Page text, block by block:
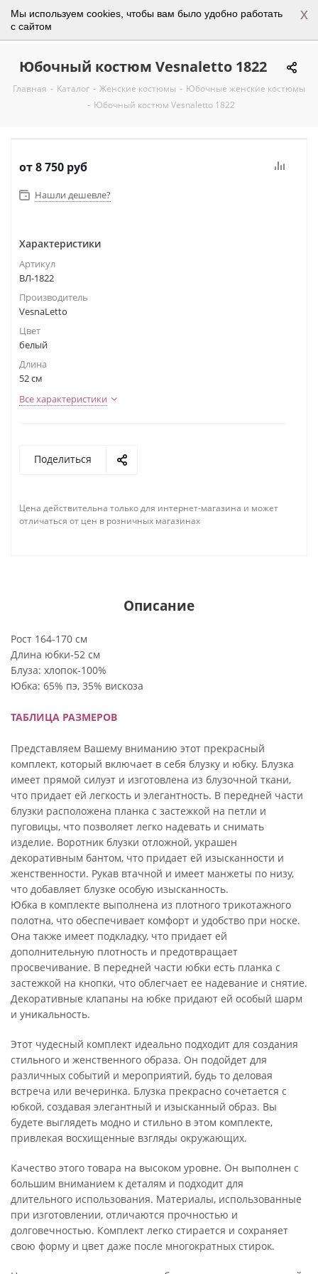
Мы используем cookies, чтобы вам было удобно работать
с сайтом
x
0
Юбочный костюм Vesnaletto 1822
Главная - Каталог - Женские костюмы - Юбочные женские костюмы
- Юбочный костюм Vesnaletto 1822
от8 750 руб
Нашли дешевле?
Характеристики
Артикул
ВЛ-1822
Производитель
VesnaLetto
Цвет
белый
Длина
52 см
Все характеристики
Поделиться
Цена действительна только для интернет-магазина и может
отличаться от цен в розничных магазинах
Описание
Рост 164-170 см
Длина юбки-52 см
Блуза: хлопок-100%
Юбка: 65% пэ, 35% вискоза
ТАБЛИЦА РАЗМЕРОВ
Представляем Вашему вниманию этот прекрасный
комплект, который включает в себя блузку и юбку. Блузка
имеет прямой силуэт и изготовлена из блузочной ткани,
что придает ей легкость и элегантность. В передней части
блузки расположена планка с застежкой на петли и
пуговицы, что позволяет легко надевать и снимать
изделие. Воротник блузки отложной, украшен
декоративным бантом, что придает ей изысканности и
женственности. Рукав втачной и имеет манжеты по низу,
что добавляет блузке особую изысканность.
Юбка в комплекте выполнена из плотного трикотажного
полотна, что обеспечивает комфорт и удобство при носке.
Она также имеет подкладку, что придает ей
дополнительную плотность и предотвращает
просвечивание. В передней части юбки есть планка с
застежкой на кнопки, что облегчает ее надевание и снятие.
Декоративные клапаны на юбке придают ей особый шарм
и уникальность.
Этот чудесный комплект идеально подходит для создания
стильного и женственного образа. Он подойдет для
различных событий и мероприятий, будь то деловая
встреча или вечеринка. Блузка прекрасно сочетается с
юбкой, создавая элегантный и изысканный образ. Вы
будете выглядеть модно и стильно в этом комплекте,
привлекая восхищенные взгляды окружающих.
Качество этого товара на высоком уровне. Он выполнен с
большим вниманием к деталям и подходит для
длительного использования. Материалы, использованные
при изготовлении, отличаются прочностью и
долговечностью. Комплект легко стирается и сохраняет
свою форму и цвет даже после многократных стирок.